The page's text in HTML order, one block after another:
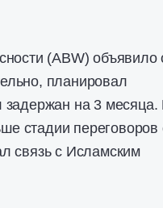
(ABW) объявило
планировал
задержан на 3
стадии переговоров
связь с Исламским